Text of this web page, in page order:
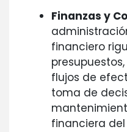
Finanzas y
financiero
flujos de
toma de
financiera